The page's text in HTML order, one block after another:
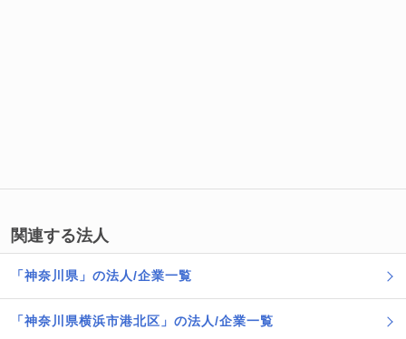
関連する法人
「神奈川県」の法人/企業一覧
「神奈川県横浜市港北区」の法人/企業一覧